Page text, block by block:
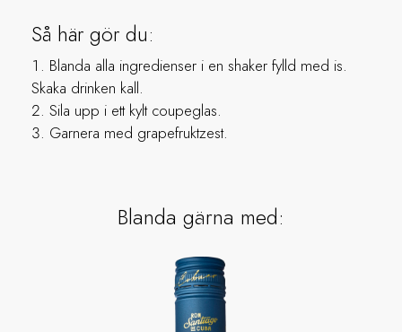
Blanda gärna med:
Så här gör du:
Blanda alla ingredienser i en shaker fylld med is.
Skaka drinken kall.
Sila upp i ett kylt coupeglas.
Garnera med grapefruktzest.